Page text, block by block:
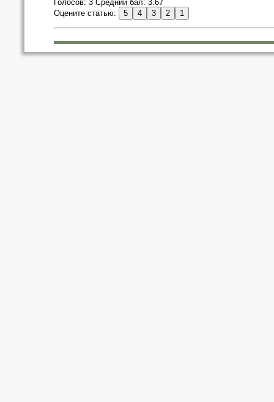
Голосов: 3 Средний бал: 3.67
Оцените статью: